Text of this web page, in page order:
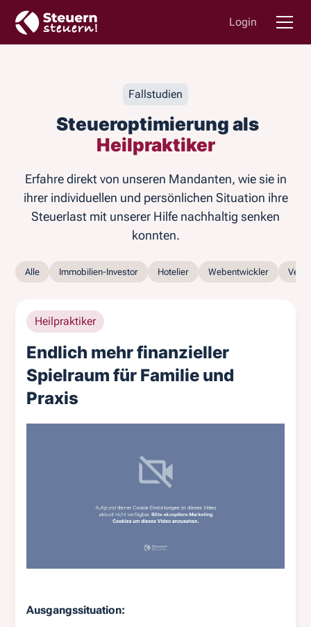
Login
Fallstudien
Steueroptimierung als
Heilpraktiker
Erfahre direkt von unseren Mandanten, wie sie in
ihrer individuellen und persönlichen Situation ihre
Steuerlast mit unserer Hilfe nachhaltig senken
konnten.
Alle Immobilien-Investor Hotelier Webentwickler
Heilpraktiker
Endlich mehr finanzieller
Spielraum für Familie und
Praxis
Ausgangssituation: